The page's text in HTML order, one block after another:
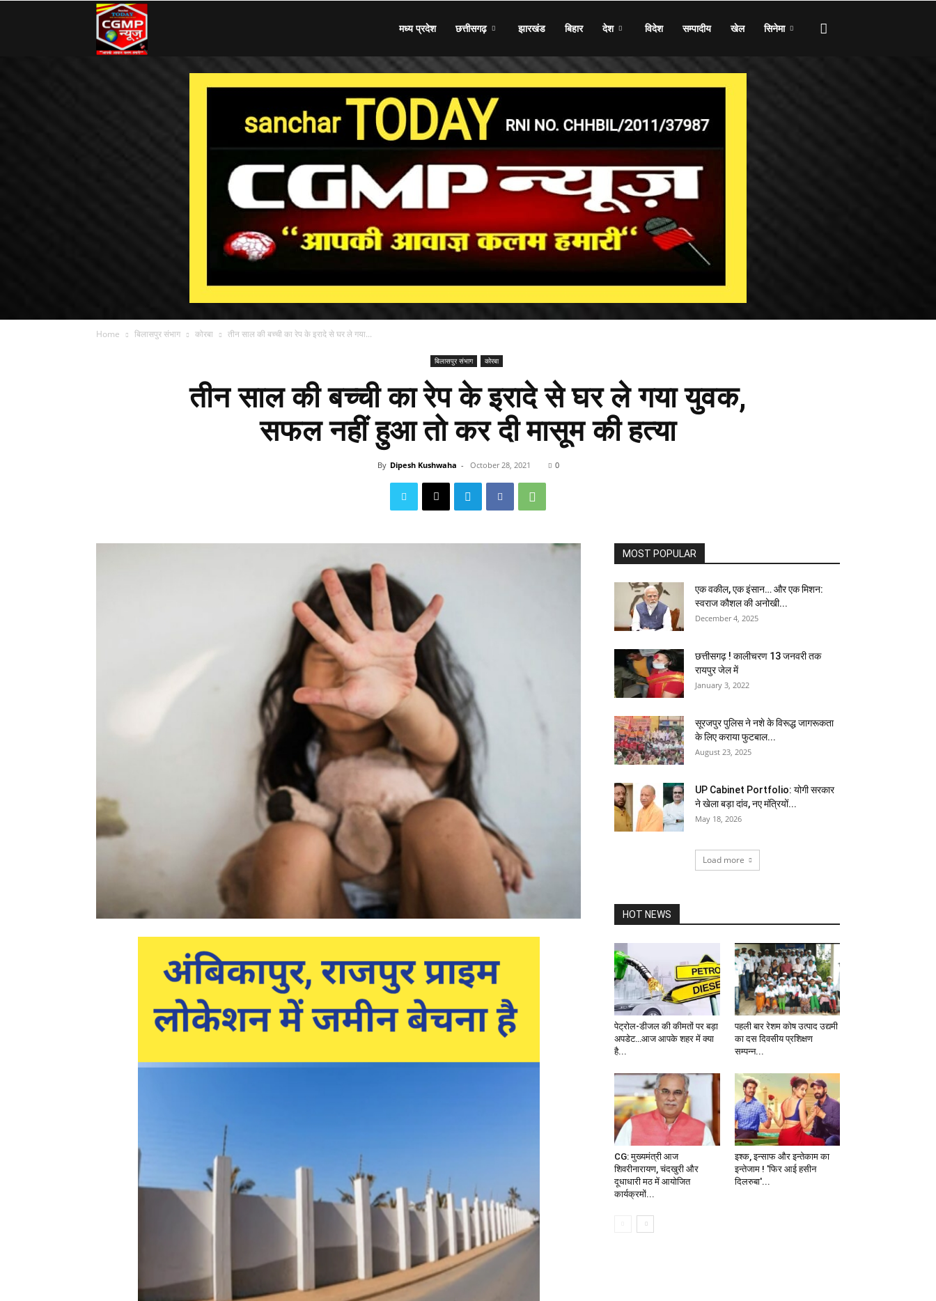
मध्य प्रदेश छत्तीसगढ़ झारखंड बिहार देश विदेश सम्पादीय खेल सिनेमा
Home बिलासपुर संभाग कोरबा तीन साल की बच्ची का रेप के इरादे से घर ले गया...
बिलासपुर संभाग कोरबा
तीन साल की बच्ची का रेप के इरादे से घर ले गया युवक,
सफल नहीं हुआ तो कर दी मासूम की हत्या
By Dipesh Kushwaha - October 28, 2021 0
MOST POPULAR
एक वकील, एक इंसान… और एक मिशन:
स्वराज कौशल की अनोखी...
December 4, 2025
छत्तीसगढ़ ! कालीचरण 13 जनवरी तक
रायपुर जेल में
January 3, 2022
सूरजपुर पुलिस ने नशे के विरूद्ध जागरूकता
के लिए कराया फुटबाल...
August 23, 2025
UP Cabinet Portfolio: योगी सरकार
ने खेला बड़ा दांव, नए मंत्रियों...
May 18, 2026
Load more
HOT NEWS
पेट्रोल-डीजल की कीमतों पर बड़ा
अपडेट…आज आपके शहर में क्या
है...
पहली बार रेशम कोष उत्पाद उद्यमी
का दस दिवसीय प्रशिक्षण
सम्पन्न...
CG: मुख्यमंत्री आज
शिवरीनारायण, चंदखुरी और
दूधाधारी मठ में आयोजित
कार्यक्रमों...
इश्क, इन्साफ और इन्तेकाम का
इन्तेजाम ! 'फिर आई हसीन
दिलरुबा'...